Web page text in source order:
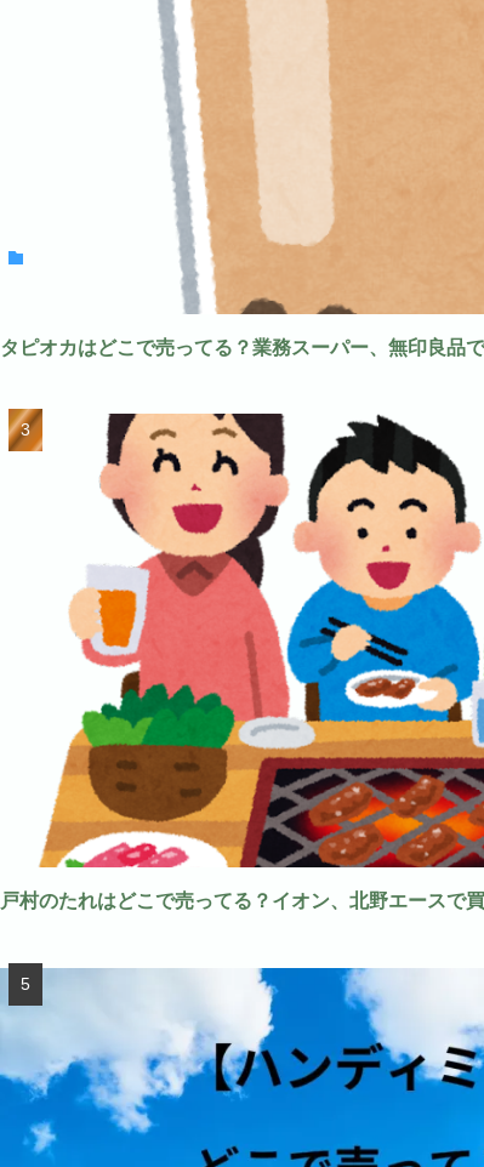
タピオカはどこで売ってる？業務スーパー、無印良品
戸村のたれはどこで売ってる？イオン、北野エースで